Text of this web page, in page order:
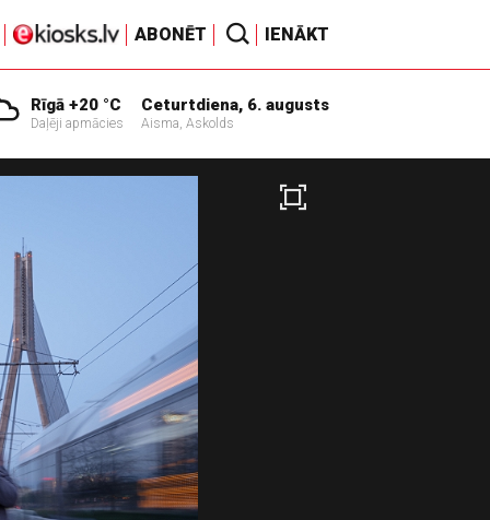
ABONĒT IENĀKT
Rīgā +20 °C
Daļēji apmācies
Ceturtdiena, 6. augusts
Aisma, Askolds